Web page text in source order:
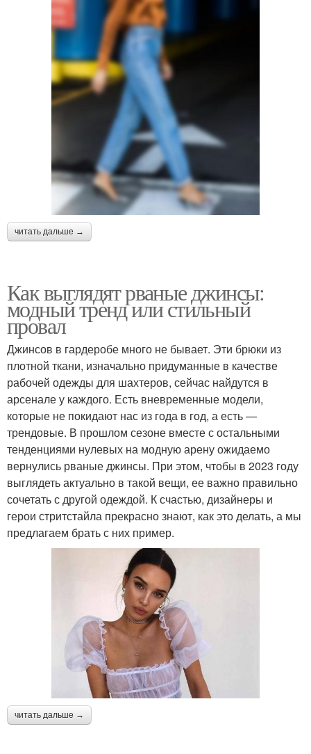
читать дальше →
Как выглядят рваные джинсы:
модный тренд или стильный
провал
Джинсов в гардеробе много не бывает. Эти брюки из
плотной ткани, изначально придуманные в качестве
рабочей одежды для шахтеров, сейчас найдутся в
арсенале у каждого. Есть вневременные модели,
которые не покидают нас из года в год, а есть —
трендовые. В прошлом сезоне вместе с остальными
тенденциями нулевых на модную арену ожидаемо
вернулись рваные джинсы. При этом, чтобы в 2023 году
выглядеть актуально в такой вещи, ее важно правильно
сочетать с другой одеждой. К счастью, дизайнеры и
герои стритстайла прекрасно знают, как это делать, а мы
предлагаем брать с них пример.
читать дальше →